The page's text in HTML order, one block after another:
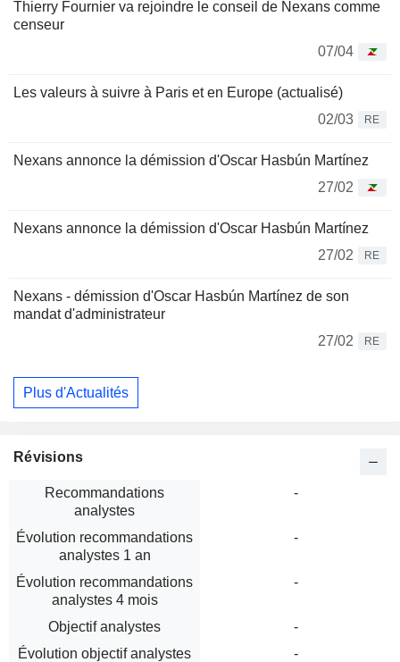
Thierry Fournier va rejoindre le conseil de Nexans comme
censeur
07/04
Les valeurs à suivre à Paris et en Europe (actualisé)
02/03
RE
Nexans annonce la démission d'Oscar Hasbún Martínez
27/02
Nexans annonce la démission d'Oscar Hasbún Martínez
27/02
RE
Nexans - démission d'Oscar Hasbún Martínez de son
mandat d'administrateur
27/02
RE
Plus d'Actualités
Révisions
Recommandations
analystes
-
Évolution recommandations
analystes 1 an
-
Évolution recommandations
analystes 4 mois
-
Objectif analystes
-
Évolution objectif analystes
-